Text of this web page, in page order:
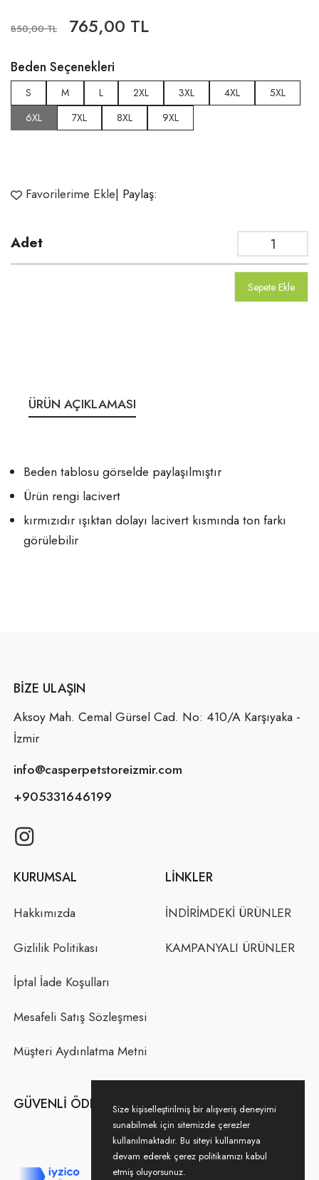
850,00 TL 765,00 TL
Beden Seçenekleri
S M L 2XL 3XL 4XL
5XL
6XL
7XL 8XL 9XL
Favorilerime Ekle| Paylaş:
Adet
Sepete Ekle
ÜRÜN AÇIKLAMASI
Beden tablosu görselde paylaşılmıştır
Ürün rengi lacivert
kırmızıdır ışıktan dolayı lacivert kısmında ton farkı
görülebilir
BIZE ULAŞIN
Aksoy Mah. Cemal Gürsel Cad. No: 410/A Karşıyaka -
İzmir
info@casperpetstoreizmir.com
+905331646199
KURUMSAL
Hakkımızda
Gizlilik Politikası
İptal İade Koşulları
Mesafeli Satış Sözleşmesi
Müşteri Aydınlatma Metni
LINKLER
İNDİRİMDEKİ ÜRÜNLER
KAMPANYALI ÜRÜNLER
GÜVENLI ÖDEMESize kişiselleştirilmiş bir alışveriş deneyimi
sunabilmek için sitemizde çerezler
kullanılmaktadır. Bu siteyi kullanmaya
devam ederek çerez politikamızı kabul
etmiş oluyorsunuz.